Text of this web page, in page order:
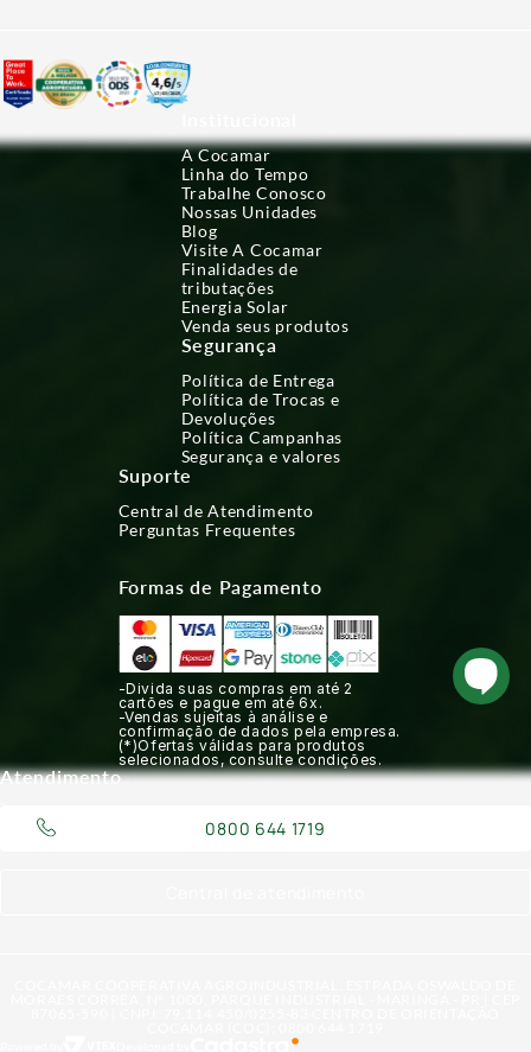
A Cocamar
Linha do Tempo
Trabalhe Conosco
Nossas Unidades
Blog
Visite A Cocamar
Finalidades de
tributações
Energia Solar
Venda seus produtos
Segurança
Política de Entrega
Política de Trocas e
Devoluções
Política Campanhas
Segurança e valores
Suporte
Central de Atendimento
Perguntas Frequentes
Formas de Pagamento
-Divida suas compras em até 2
cartões e pague em até 6x.
-Vendas sujeitas à análise e
confirmação de dados pela empresa.
(*)Ofertas válidas para produtos
selecionados, consulte condições.
Atendimento
0800 644 1719